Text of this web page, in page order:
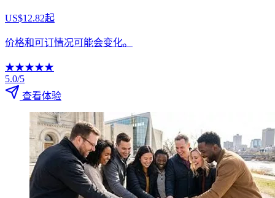
US$12.82起
价格和可订情况可能会变化。
★★★★★
5.0/5
查看体验